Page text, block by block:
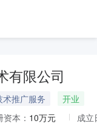
有限公司
术推广服务
开业
本： 10万元
成立